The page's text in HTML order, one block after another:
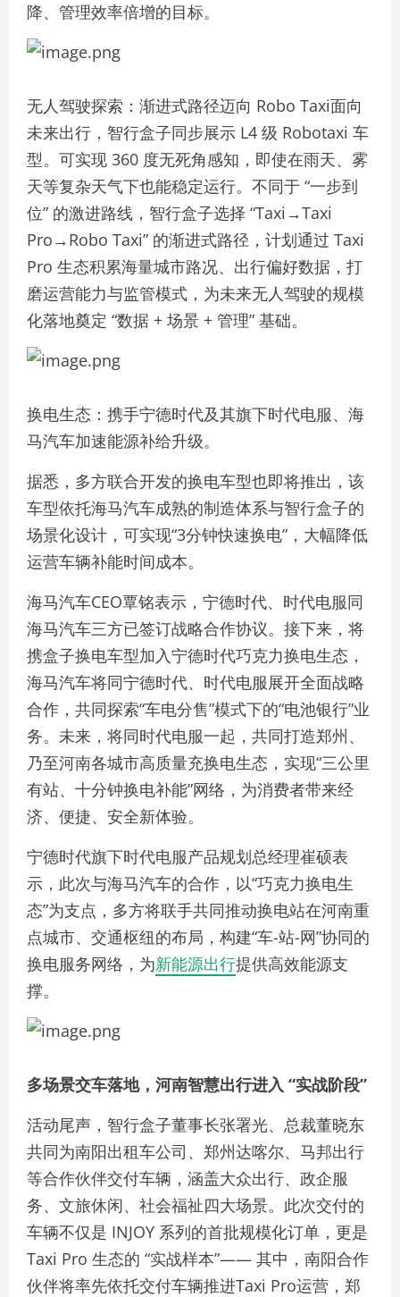
降、管理效率倍增的目标。
无人驾驶探索：渐进式路径迈向 Robo Taxi面向
未来出行，智行盒子同步展示 L4 级 Robotaxi 车
型。可实现 360 度无死角感知，即使在雨天、雾
天等复杂天气下也能稳定运行。不同于 “一步到
位” 的激进路线，智行盒子选择 “Taxi→Taxi
Pro→Robo Taxi” 的渐进式路径，计划通过 Taxi
Pro 生态积累海量城市路况、出行偏好数据，打
磨运营能力与监管模式，为未来无人驾驶的规模
化落地奠定 “数据 + 场景 + 管理” 基础。
换电生态：携手宁德时代及其旗下时代电服、海
马汽车加速能源补给升级。
据悉，多方联合开发的换电车型也即将推出，该
车型依托海马汽车成熟的制造体系与智行盒子的
场景化设计，可实现“3分钟快速换电”，大幅降低
运营车辆补能时间成本。
海马汽车CEO覃铭表示，宁德时代、时代电服同
海马汽车三方已签订战略合作协议。接下来，将
携盒子换电车型加入宁德时代巧克力换电生态，
海马汽车将同宁德时代、时代电服展开全面战略
合作，共同探索“车电分售”模式下的“电池银行”业
务。未来，将同时代电服一起，共同打造郑州、
乃至河南各城市高质量充换电生态，实现“三公里
有站、十分钟换电补能”网络，为消费者带来经
济、便捷、安全新体验。
宁德时代旗下时代电服产品规划总经理崔硕表
示，此次与海马汽车的合作，以“巧克力换电生
态”为支点，多方将联手共同推动换电站在河南重
点城市、交通枢纽的布局，构建“车-站-网”协同的
换电服务网络，为新能源出行提供高效能源支
撑。
多场景交车落地，河南智慧出行进入 “实战阶段”
活动尾声，智行盒子董事长张署光、总裁董晓东
共同为南阳出租车公司、郑州达喀尔、马邦出行
等合作伙伴交付车辆，涵盖大众出行、政企服
务、文旅休闲、社会福祉四大场景。此次交付的
车辆不仅是 INJOY 系列的首批规模化订单，更是
Taxi Pro 生态的 “实战样本”—— 其中，南阳合作
伙伴将率先依托交付车辆推进Taxi Pro运营，郑